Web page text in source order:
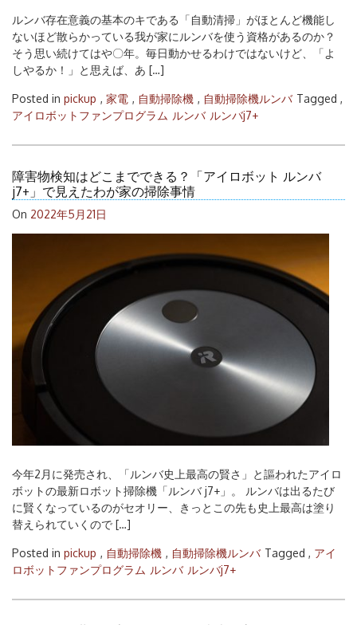
ルンバ存在意義の基本のキである「自動清掃」がほとんど機能し
ないほど散らかっている我が家にルンバを使う資格があるのか？
そう思い続けてはや〇年。毎日動かせるわけではないけど、「よ
しやるか！」と思えば、あ […]
Posted in pickup , 家電 , 自動掃除機 , 自動掃除機ルンバ Tagged ,
アイロボットファンプログラム ルンバ ルンバj7+
障害物検知はどこまでできる？「アイロボット ルンバ
j7+」で見えたわが家の掃除事情
On 2022年5月21日
今年2月に発売され、「ルンバ史上最高の賢さ」と謳われたアイロ
ボットの最新ロボット掃除機「ルンバ j7+」。 ルンバは出るたび
に賢くなっているのがセオリー、きっとこの先も史上最高は塗り
替えられていくので […]
Posted in pickup , 自動掃除機 , 自動掃除機ルンバ Tagged , アイ
ロボットファンプログラム ルンバ ルンバj7+